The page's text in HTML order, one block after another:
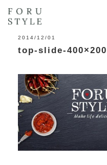
2014/12/01
top-slide-400×200